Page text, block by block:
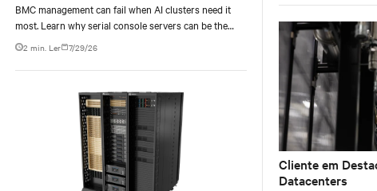
BMC management can fail when AI clusters need it
most. Learn why serial console servers can be the
only reliable recovery path for GPU infrastructure at
2 min. Ler 7/29/26
Cliente em
Datacenters